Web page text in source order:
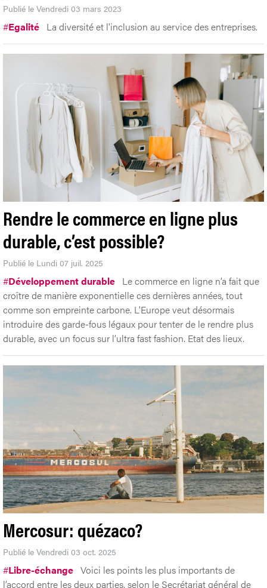
Publié le Vendredi 03 mars 2023
#Egalité La diversité et l'inclusion au service des entreprises.
Rendre le commerce en ligne plus
durable, c’est possible?
Publié le Lundi 07 juil. 2025
#Développement durable Le commerce en ligne n’a fait que
croître de manière exponentielle ces dernières années, tout
comme son empreinte carbone. L'Europe veut désormais
introduire des garde-fous légaux pour tenter de le rendre plus
durable, avec un focus sur l’ultra fast fashion. Etat des lieux.
Mercosur: quézaco?
Publié le Vendredi 03 oct. 2025
#Libre-échange Voici les points les plus importants de
l’accord entre les deux parties, selon le Secrétariat général de